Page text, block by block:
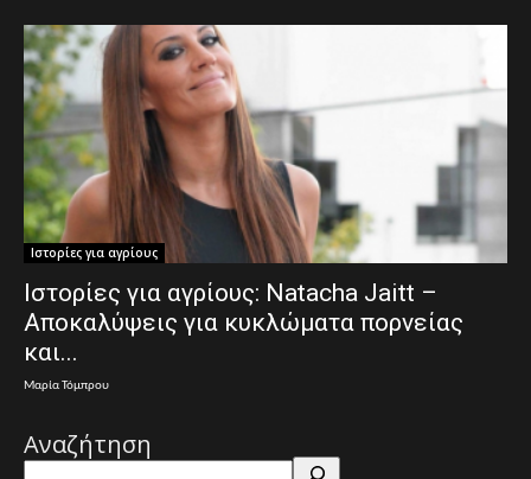
Ιστορίες για αγρίους
Ιστορίες για αγρίους: Natacha Jaitt –
Αποκαλύψεις για κυκλώματα πορνείας
και...
Μαρία Τόμπρου
Αναζήτηση